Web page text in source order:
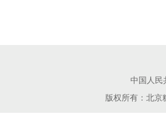
中国人
版权所有：北京